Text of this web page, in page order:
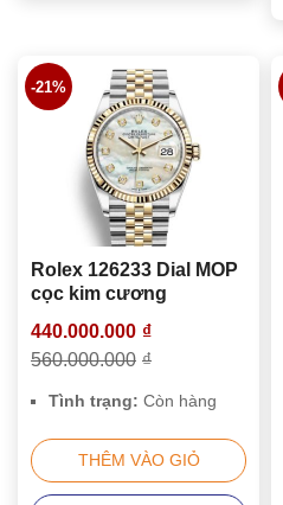
Rolex 126233 Dial MOP
cọc kim cương
440.000.000 ₫
560.000.000 ₫
Tình trạng: Còn hàng
THÊM VÀO GIỎ
-21%